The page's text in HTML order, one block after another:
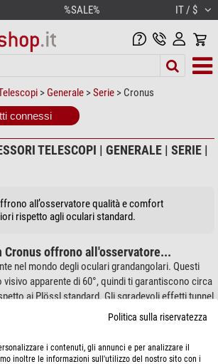
%SALE% IT / $
> Generale >Serie > Cronus
connessi
TELESCOPI | GENERALE | SERIE |
all’osservatore qualità e comfort
rispetto agli oculari standard.
Cronus offrono all'osservatore...
nel mondo degli oculari grandangolari. Questi
apparente di 60°, quindi ti garantiscono circa
ai Plössl standard. Gli sgradevoli effetti tunnel
E tuttavia questi oculari non sono molto più
Plössl. Ma i Cronus ti offrono ancora di più:
Perfino con le lunghezze focali più brevi le lenti
diametro e una estrazione pupillare di 16 mm.
Politica sulla riservatezza
i contenuti, gli annunci e per analizzare il
inoltre le informazioni sull'utilizzo del nostro sito con i